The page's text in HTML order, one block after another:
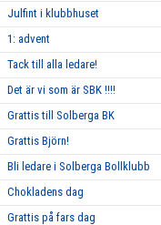
Julfint i klubbhuset
1: advent
Tack till alla ledare!
Det är vi som är SBK !!!!
Grattis till Solberga BK
Grattis Björn!
Bli ledare i Solberga Bollklubb
Chokladens dag
Grattis på fars dag